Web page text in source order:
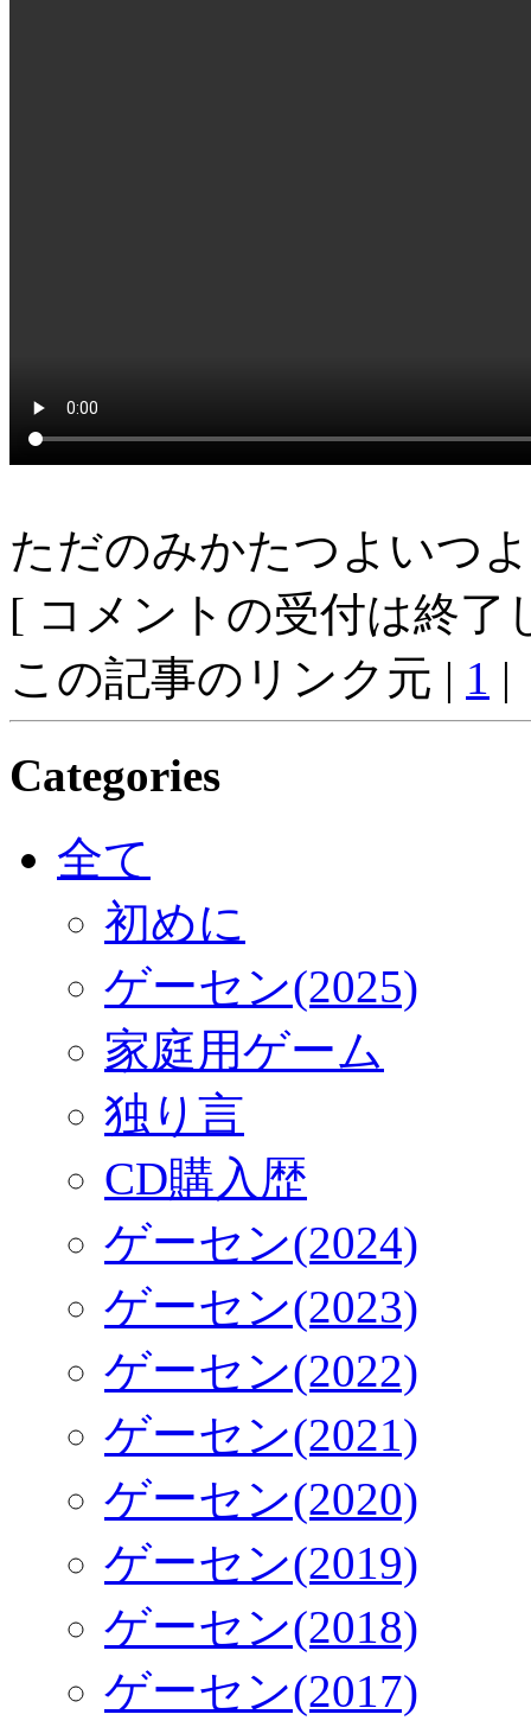
ただのみかたつよいつ
[ コメントの受付は終了
この記事のリンク元 | 1 |
Categories
全て
初めに
ゲーセン(2025)
家庭用ゲーム
独り言
CD購入歴
ゲーセン(2024)
ゲーセン(2023)
ゲーセン(2022)
ゲーセン(2021)
ゲーセン(2020)
ゲーセン(2019)
ゲーセン(2018)
ゲーセン(2017)